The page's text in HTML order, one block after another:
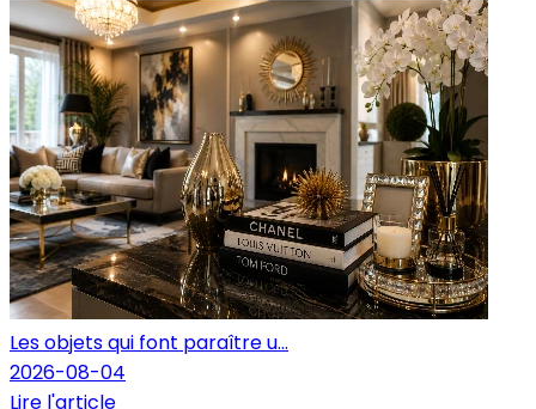
Les objets qui font paraître u...
2026-08-04
Lire l'article